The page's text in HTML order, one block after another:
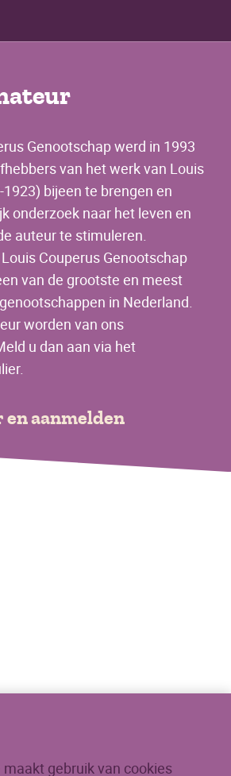
Genootschap werd in 1993
van het werk van Louis
bijeen te brengen en
onderzoek naar het leven en
auteur te stimuleren.
Couperus Genootschap
van de grootste en meest
in Nederland.
worden van ons
u dan aan via het
en aanmelden
gebruik van cookies